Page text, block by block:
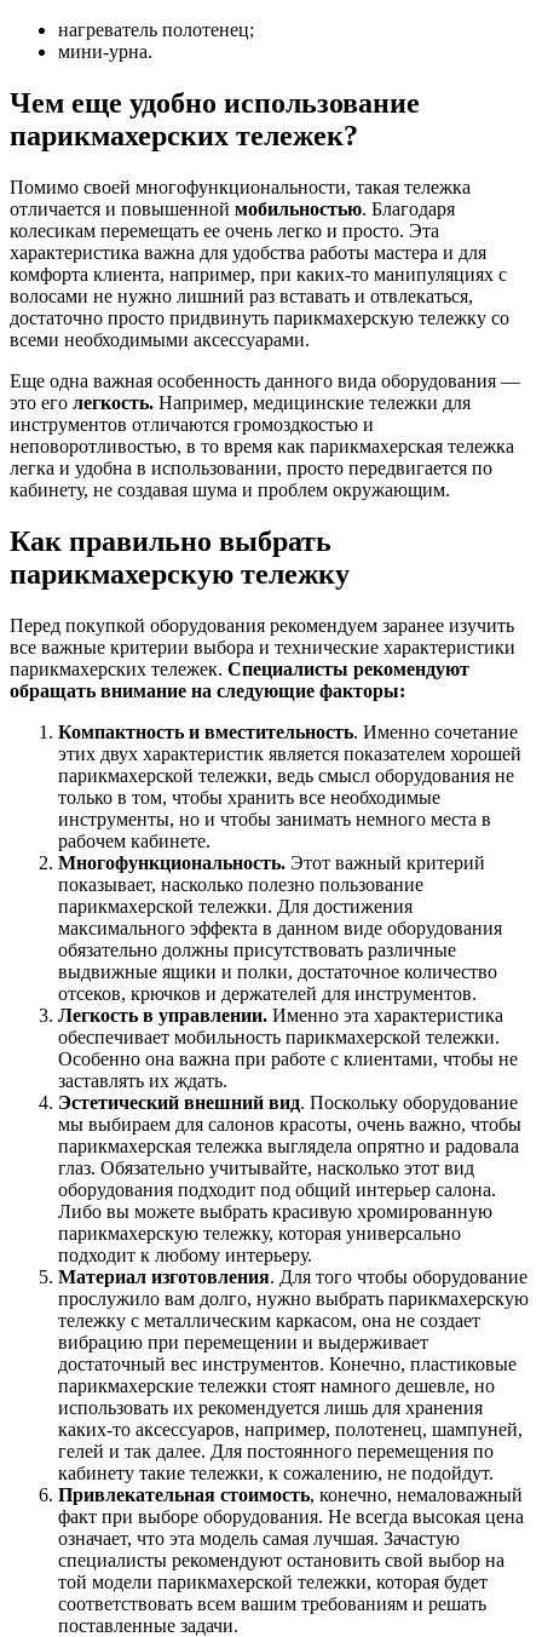
нагреватель полотенец;
мини-урна.
Чем еще удобно использование
парикмахерских тележек?
Помимо своей многофункциональности, такая тележка
отличается и повышенной мобильностью. Благодаря
колесикам перемещать ее очень легко и просто. Эта
характеристика важна для удобства работы мастера и для
комфорта клиента, например, при каких-то манипуляциях с
волосами не нужно лишний раз вставать и отвлекаться,
достаточно просто придвинуть парикмахерскую тележку со
всеми необходимыми аксессуарами.
Еще одна важная особенность данного вида оборудования —
это его легкость. Например, медицинские тележки для
инструментов отличаются громоздкостью и
неповоротливостью, в то время как парикмахерская тележка
легка и удобна в использовании, просто передвигается по
кабинету, не создавая шума и проблем окружающим.
Как правильно выбрать
парикмахерскую тележку
Перед покупкой оборудования рекомендуем заранее изучить
все важные критерии выбора и технические характеристики
парикмахерских тележек. Специалисты рекомендуют
обращать внимание на следующие факторы:
Компактность и вместительность. Именно сочетание
этих двух характеристик является показателем хорошей
парикмахерской тележки, ведь смысл оборудования не
только в том, чтобы хранить все необходимые
инструменты, но и чтобы занимать немного места в
рабочем кабинете.
Многофункциональность. Этот важный критерий
показывает, насколько полезно пользование
парикмахерской тележки. Для достижения
максимального эффекта в данном виде оборудования
обязательно должны присутствовать различные
выдвижные ящики и полки, достаточное количество
отсеков, крючков и держателей для инструментов.
Легкость в управлении. Именно эта характеристика
обеспечивает мобильность парикмахерской тележки.
Особенно она важна при работе с клиентами, чтобы не
заставлять их ждать.
Эстетический внешний вид. Поскольку оборудование
мы выбираем для салонов красоты, очень важно, чтобы
парикмахерская тележка выглядела опрятно и радовала
глаз. Обязательно учитывайте, насколько этот вид
оборудования подходит под общий интерьер салона.
Либо вы можете выбрать красивую хромированную
парикмахерскую тележку, которая универсально
подходит к любому интерьеру.
Материал изготовления. Для того чтобы оборудование
прослужило вам долго, нужно выбрать парикмахерскую
тележку с металлическим каркасом, она не создает
вибрацию при перемещении и выдерживает
достаточный вес инструментов. Конечно, пластиковые
парикмахерские тележки стоят намного дешевле, но
использовать их рекомендуется лишь для хранения
каких-то аксессуаров, например, полотенец, шампуней,
гелей и так далее. Для постоянного перемещения по
кабинету такие тележки, к сожалению, не подойдут.
Привлекательная стоимость, конечно, немаловажный
факт при выборе оборудования. Не всегда высокая цена
означает, что эта модель самая лучшая. Зачастую
специалисты рекомендуют остановить свой выбор на
той модели парикмахерской тележки, которая будет
соответствовать всем вашим требованиям и решать
поставленные задачи.